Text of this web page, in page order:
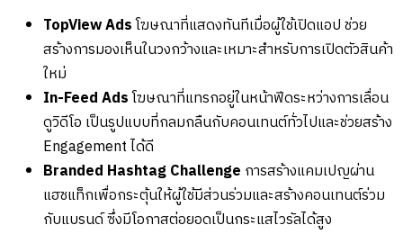
TopView Adsโฆษณาที่แสดงทันทีเมื่อผู้ใช้เปิดแอป ช่วย
สร้างการมองเห็นในวงกว้างและเหมาะสำหรับการเปิดตัวสินค้า
ใหม่
In-Feed Adsโฆษณาที่แทรกอยู่ในหน้าฟีดระหว่างการเลื่อน
ดูวิดีโอ เป็นรูปแบบที่กลมกลืนกับคอนเทนต์ทั่วไปและช่วยสร้าง
Engagement ได้ดี
Branded Hashtag Challenge การสร้างแคมเปญผ่าน
แฮชแท็กเพื่อกระตุ้นให้ผู้ใช้มีส่วนร่วมและสร้างคอนเทนต์ร่วม
กับแบรนด์ ซึ่งมีโอกาสต่อยอดเป็นกระแสไวรัลได้สูง